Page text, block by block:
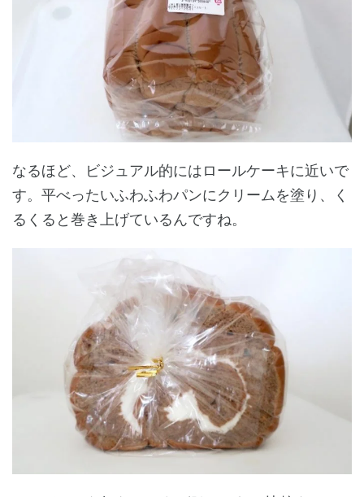
なるほど、ビジュアル的にはロールケーキに近いで
す。平べったいふわふわパンにクリームを塗り、く
るくると巻き上げているんですね。